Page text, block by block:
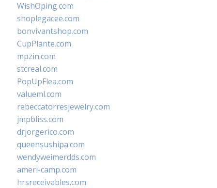
WishOping.com
shoplegacee.com
bonvivantshop.com
CupPlante.com
mpzin.com
stcreal.com
PopUpFlea.com
valueml.com
rebeccatorresjewelry.com
jmpbliss.com
drjorgerico.com
queensushipa.com
wendyweimerdds.com
ameri-camp.com
hrsreceivables.com